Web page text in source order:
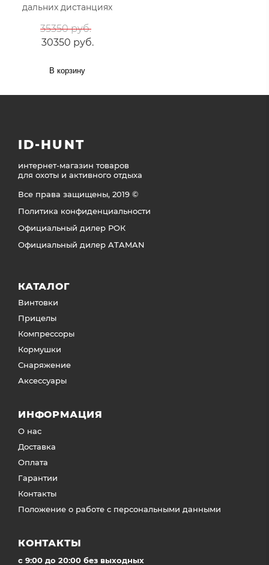
дальних дистанциях
35350 руб.
30350 руб.
В корзину
ID-HUNT
интернет-магазин товаров
для охоты и активного отдыха
Все права защищены, 2019 ©
Политика конфиденциальности
Официальный дилер РОК
Официальный дилер ATAMAN
КАТАЛОГ
Винтовки
Прицелы
Компрессоры
Кормушки
Снаряжение
Аксессуары
ИНФОРМАЦИЯ
О нас
Доставка
Оплата
Гарантии
Контакты
Положение о работе с персональными данными
КОНТАКТЫ
c 9:00 до 20:00 без выходных